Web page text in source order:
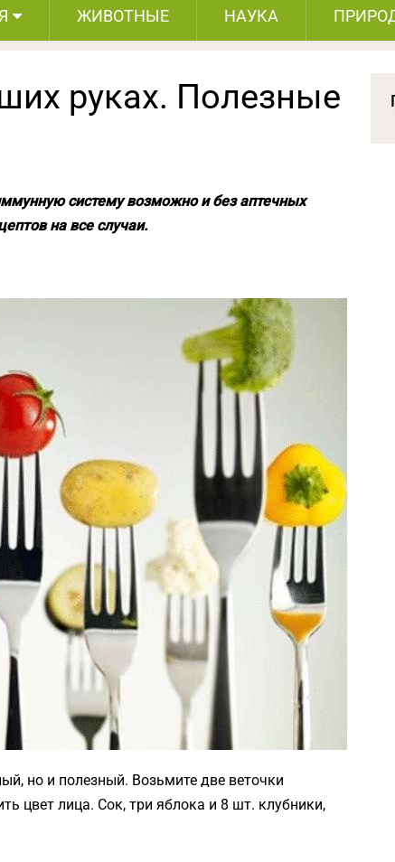
ЖИВОТНЫЕ НАУКА
руках. Полезные
систему возможно и без аптечных
на все случаи.
но и полезный. Возьмите две веточки
цвет лица. Сок, три яблока и 8 шт. клубники,